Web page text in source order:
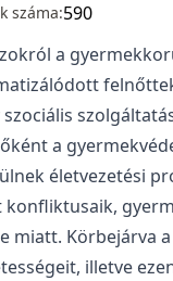
száma:590
a
a
életvezetési
konfliktusaik,
miatt. Körbejárva
illetve